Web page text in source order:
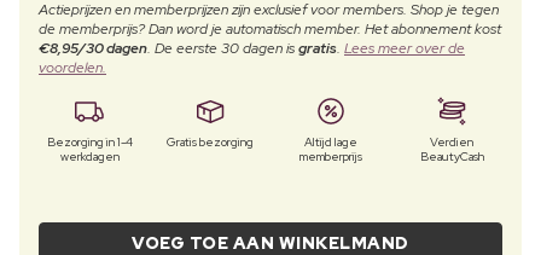
Actieprijzen en memberprijzen zijn exclusief voor members. Shop je tegen
de memberprijs? Dan word je automatisch member. Het abonnement kost
€8,95/30 dagen. De eerste 30 dagen isgratis. Lees meer over de
voordelen.
Bezorging in 1-4
werkdagen
Gratis bezorging
Altijd lage
memberprijs
Verdien
BeautyCash
VOEG TOE AAN WINKELMAND